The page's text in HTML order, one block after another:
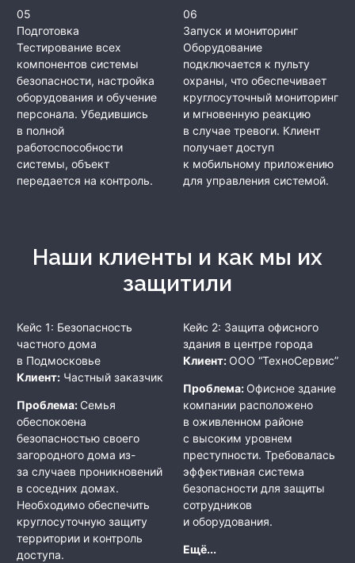
05
Подготовка
Тестирование всех
компонентов системы
безопасности, настройка
оборудования и обучение
персонала. Убедившись
в полной
работоспособности
системы, объект
передается на контроль.
06
Запуск и мониторинг
Оборудование
подключается к пульту
охраны, что обеспечивает
круглосуточный мониторинг
и мгновенную реакцию
в случае тревоги. Клиент
получает доступ
к мобильному приложению
для управления системой.
Наши клиенты и как мы их
защитили
Кейс 1: Безопасность
частного дома
в Подмосковье
Клиент: Частный заказчик
Проблема: Семья
обеспокоена
безопасностью своего
загородного дома из-
за случаев проникновений
в соседних домах.
Необходимо обеспечить
круглосуточную защиту
территории и контроль
доступа.
Кейс 2: Защита офисного
здания в центре города
Клиент: ООО “ТехноСервис”
Проблема: Офисное здание
компании расположено
в оживленном районе
с высоким уровнем
преступности. Требовалась
эффективная система
безопасности для защиты
сотрудников
и оборудования.
Ещё...